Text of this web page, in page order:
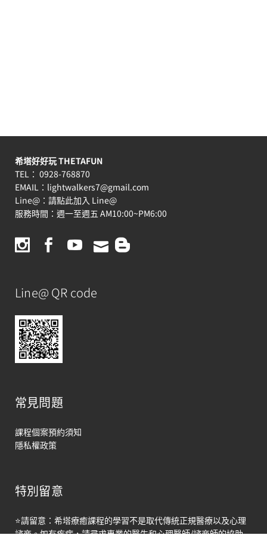
希塔好好玩 THETAFUN
TEL： 0928-768870
EMAIL： lightwalkers7@gmail.com
Line@： 請點此加入 Line@
服務時間：週一至週五 AM10:00~PM6:00
Line@ QR code
常見問題
課程個案預約須知
隱私權政策
特別留意
⭐請留意：希塔療癒課程的學習不是取代傳統正規醫療以及心理
Open
chaty